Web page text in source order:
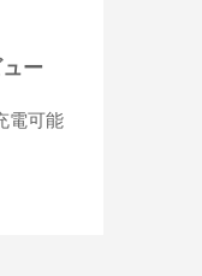
ー
電可能